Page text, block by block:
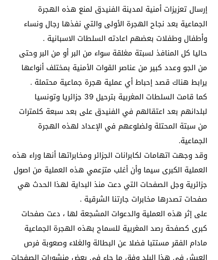
إرسال تعزيزات أمنية لمدينة الفنيدق لمنع هذه الهجرة
الجماعية بعد نجاح الهجرة الأولى والتي نفذها رجال ونساء
وأطفال وطفلات بعضهم اعادته السلطات الاسبانية .
حاليا كل المنافذ لسبتة مغلقة سواء من البر أو من البر وحتى
من الجو وعدد كبير من عناصر القوات الأمنية بمختلف أنواعها
يرابط هناك قصد إحباط أي عملية هجرة جماعية محتملة .
كما قامت السلطات المغربية بترحيل 39 جزائريا وتونسيا
لبلدانهم بعد اعتقالهم في الفنيدق على بعد سبعة كلمترات
من سبتة المحتلة ولضلوعهم في الإعداد لهذه الهجرة
الجماعية.
وقد وجهت اتهامات لكابرانات الجزائر ومخابراتها أنها وراء هذه
العملية الكبرى سيما وأن أغلب متزعمي هذه العملية من اصول
جزائرية وجل الصفحات التي دعت منذ البداية لهذا الحدث هي
صفحات تصدرها مخابرات جارتنا الشرقية .
على إثر هذه العملية والدعوات المشجعة لها ، دعت صفحات
كبرى كصفحة رصد المغربية للسماح بهذه الهجرة الجماعية
مادام الفقر مستتبا فضلا عن البطالة والغلاء وصعوبة فرص